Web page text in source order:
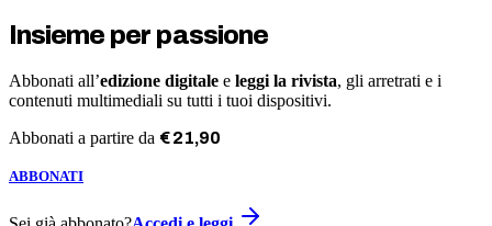
Insieme per passione
Abbonati all’edizione digitale e leggi la rivista, gli arretrati e i
contenuti multimediali su tutti i tuoi dispositivi.
Abbonati a partire da €21,90
ABBONATI